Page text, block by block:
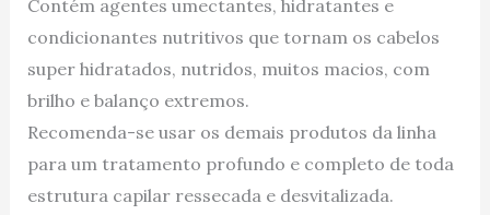
Contém agentes umectantes, hidratantes e
condicionantes nutritivos que tornam os cabelos
super hidratados, nutridos, muitos macios, com
brilho e balanço extremos.
Recomenda-se usar os demais produtos da linha
para um tratamento profundo e completo de toda
estrutura capilar ressecada e desvitalizada.